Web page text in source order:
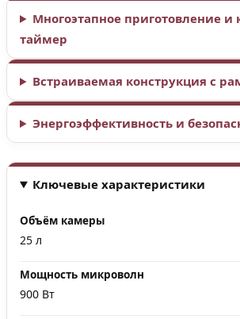
Многоэтапное приготовление и
таймер
Встраиваемая конструкция с
Энергоэффективность и
Ключевые характеристики
Объём камеры
25 л
Мощность микроволн
900 Вт